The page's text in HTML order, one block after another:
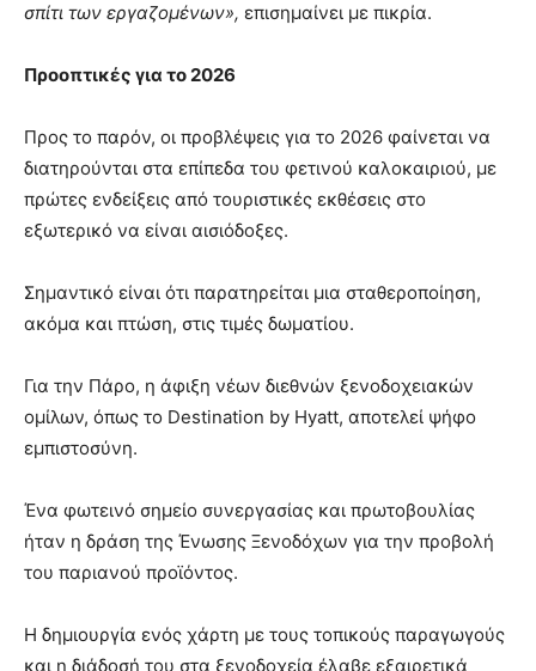
σπίτι των εργαζομένων», επισημαίνει με πικρία.
Προοπτικές για το 2026
Προς το παρόν, οι προβλέψεις για το 2026 φαίνεται να
διατηρούνται στα επίπεδα του φετινού καλοκαιριού, με
πρώτες ενδείξεις από τουριστικές εκθέσεις στο
εξωτερικό να είναι αισιόδοξες.
Σημαντικό είναι ότι παρατηρείται μια σταθεροποίηση,
ακόμα και πτώση, στις τιμές δωματίου.
Για την Πάρο, η άφιξη νέων διεθνών ξενοδοχειακών
ομίλων, όπως το Destination by Hyatt, αποτελεί ψήφο
εμπιστοσύνη.
Ένα φωτεινό σημείο συνεργασίας και πρωτοβουλίας
ήταν η δράση της Ένωσης Ξενοδόχων για την προβολή
του παριανού προϊόντος.
Η δημιουργία ενός χάρτη με τους τοπικούς παραγωγούς
και η διάδοσή του στα ξενοδοχεία έλαβε εξαιρετικά